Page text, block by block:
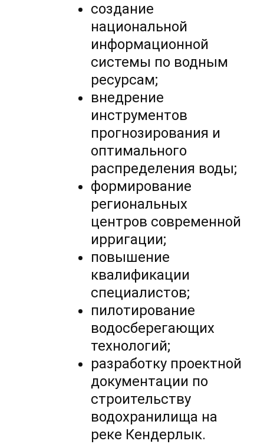
создание
национальной
информационной
системы по водным
ресурсам;
внедрение
инструментов
прогнозирования и
оптимального
распределения воды;
формирование
региональных
центров современной
ирригации;
повышение
квалификации
специалистов;
пилотирование
водосберегающих
технологий;
разработку проектной
документации по
строительству
водохранилища на
реке Кендерлык.